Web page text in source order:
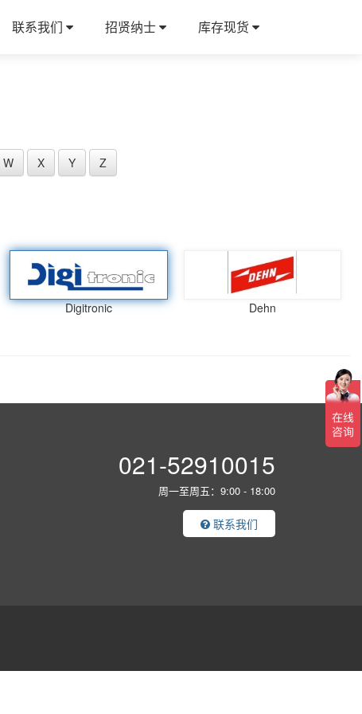
联系我们 招贤纳士 库存现货
W X Y Z
Digitronic Dehn
021-52910015
周一至周五：9:00 - 18:00
联系我们